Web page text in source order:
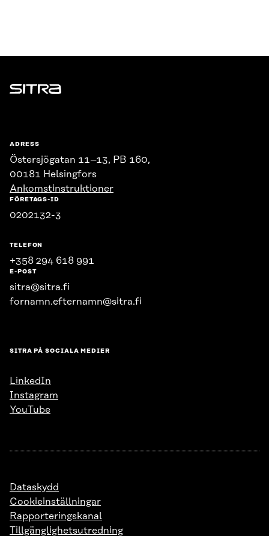
Sitra
ADRESS
Östersjögatan 11–13, PB 160,
00181 Helsingfors
Ankomstinstruktioner
FÖRETAGS-ID
0202132-3
TELEFON
+358 294 618 991
E-POST
sitra@sitra.fi
fornamn.efternamn@sitra.fi
SITRA PÅ SOCIALA MEDIER
LinkedIn
Instagram
YouTube
Dataskydd
Cookieinställningar
Rapporteringskanal
Tillgänglighetsutredning